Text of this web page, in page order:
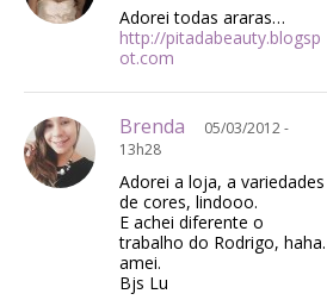
Adorei todas araras…
http://pitadabeauty.blogsp
ot.com
Brenda
05/03/2012 -
13h28
Adorei a loja, a variedades
de cores, lindooo.
E achei diferente o
trabalho do Rodrigo, haha.
amei.
Bjs Lu